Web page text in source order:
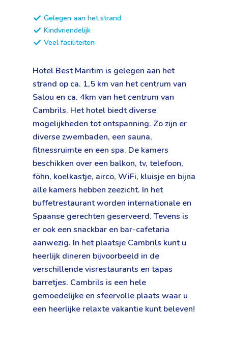
Gelegen aan het strand
Kindvriendelijk
Veel faciliteiten
Hotel Best Maritim is gelegen aan het
strand op ca. 1,5 km van het centrum van
Salou en ca. 4km van het centrum van
Cambrils. Het hotel biedt diverse
mogelijkheden tot ontspanning. Zo zijn er
diverse zwembaden, een sauna,
fitnessruimte en een spa. De kamers
beschikken over een balkon, tv, telefoon,
föhn, koelkastje, airco, WiFi, kluisje en bijna
alle kamers hebben zeezicht. In het
buffetrestaurant worden internationale en
Spaanse gerechten geserveerd. Tevens is
er ook een snackbar en bar-cafetaria
aanwezig. In het plaatsje Cambrils kunt u
heerlijk dineren bijvoorbeeld in de
verschillende visrestaurants en tapas
barretjes. Cambrils is een hele
gemoedelijke en sfeervolle plaats waar u
een heerlijke relaxte vakantie kunt beleven!